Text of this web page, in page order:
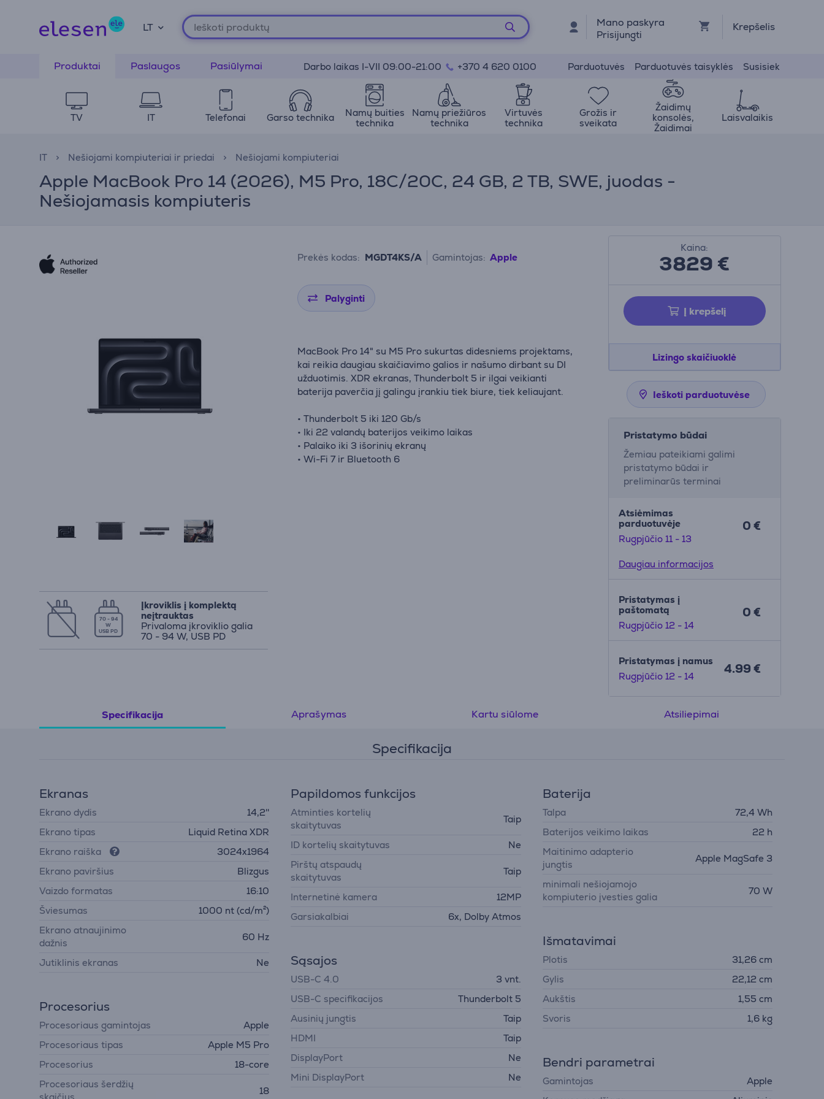
LT Mano paskyra
Prisijungti
Krepšelis
Produktai Paslaugos Pasiūlymai Darbo laikas I-VII 09:00-21:00 +370 4 620 0100 Parduotuvės Parduotuvės taisyklės Susisiek
TV IT Telefonai Garso technika
Namų buities
technika
Namų priežiūros
technika
Virtuvės
technika
Grožis ir
sveikata
Žaidimų
konsolės,
Žaidimai
Laisvalaikis
IT Nešiojami kompiuteriai ir priedai Nešiojami kompiuteriai
Apple MacBook Pro 14 (2026), M5 Pro, 18C/20C, 24 GB, 2 TB, SWE, juodas -
Nešiojamasis kompiuteris
70 - 94
W
USB PD
Įkroviklis į komplektą
neįtrauktas
Privaloma įkroviklio galia
70 - 94 W, USB PD
Prekės kodas: MGDT4KS/A Gamintojas: Apple
Palyginti
MacBook Pro 14" su M5 Pro sukurtas didesniems projektams,
kai reikia daugiau skaičiavimo galios ir našumo dirbant su DI
užduotimis. XDR ekranas, Thunderbolt 5 ir ilgai veikianti
baterija paverčia jį galingu įrankiu tiek biure, tiek keliaujant.
• Thunderbolt 5 iki 120 Gb/s
• Iki 22 valandų baterijos veikimo laikas
• Palaiko iki 3 išorinių ekranų
• Wi-Fi 7 ir Bluetooth 6
Kaina:
3829 €
Į krepšelį
Lizingo skaičiuoklė
Ieškoti parduotuvėse
Pristatymo būdai
Žemiau pateikiami galimi
pristatymo būdai ir
preliminarūs terminai
Atsiėmimas
parduotuvėje
Rugpjūčio 11 - 13
0 €
Daugiau informacijos
Pristatymas į
paštomatą
Rugpjūčio 12 - 14
0 €
Pristatymas į namus
Rugpjūčio 12 - 14
4.99 €
Specifikacija Aprašymas Kartu siūlome Atsiliepimai
Specifikacija
Ekranas
Ekrano dydis
14,2''
Ekrano tipas
Liquid Retina XDR
Ekrano raiška
3024x1964
Ekrano paviršius
Blizgus
Vaizdo formatas
16:10
Šviesumas
1000 nt (cd/m²)
Ekrano atnaujinimo
dažnis
60 Hz
Jutiklinis ekranas Ne
Procesorius
Procesoriaus gamintojas
Apple
Procesoriaus tipas
Apple M5 Pro
Procesorius
18-core
Procesoriaus šerdžių
18
Papildomos funkcijos
Atminties kortelių
skaitytuvas
Taip
ID kortelių skaitytuvas
Ne
Pirštų atspaudų
skaitytuvas
Taip
Internetinė kamera
12MP
Garsiakalbiai
6x, Dolby Atmos
Sąsajos
USB-C 4.0
3 vnt.
USB-C specifikacijos
Thunderbolt 5
Ausinių jungtis
Taip
HDMI
Taip
DisplayPort
Ne
Mini DisplayPort
Ne
Baterija
Talpa
72,4 Wh
Baterijos veikimo laikas
22 h
Maitinimo adapterio
jungtis
Apple MagSafe 3
minimali nešiojamojo
kompiuterio įvesties galia
70 W
Išmatavimai
Plotis
31,26 cm
Gylis
22,12 cm
Aukštis
1,55 cm
Svoris
1,6 kg
Bendri parametrai
Gamintojas
Apple